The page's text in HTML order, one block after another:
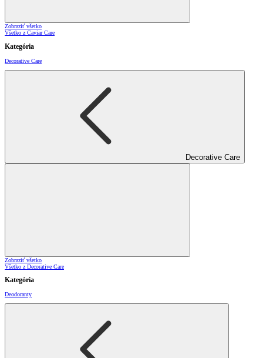
Zobraziť všetko
Všetko z Caviar Care
Kategória
Decorative Care
Decorative Care
Zobraziť všetko
Všetko z Decorative Care
Kategória
Deodoranty